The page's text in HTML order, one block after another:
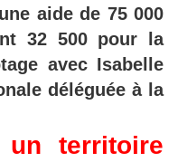
aide de 75 000
32 500 pour la
avec Isabelle
déléguée à la
territoire